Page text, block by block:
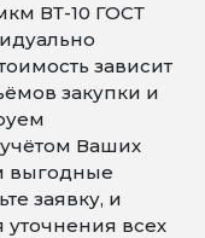
ВТ-10 ГОСТ
зависит
закупки и
Ваших
выгодные
заявку, и
всех